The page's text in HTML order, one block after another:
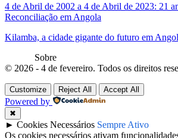
4 de Abril de 2002 a 4 de Abril de 2023: 21
Reconciliação em Angola
Kilamba, a cidade gigante do futuro em
Sobre
© 2026 - 4 de fevereiro. Todos os direitos
Customize Reject All Accept All
Powered by
✖
► Cookies Necessários Sempre Ativo
Os cookies necessários ativam